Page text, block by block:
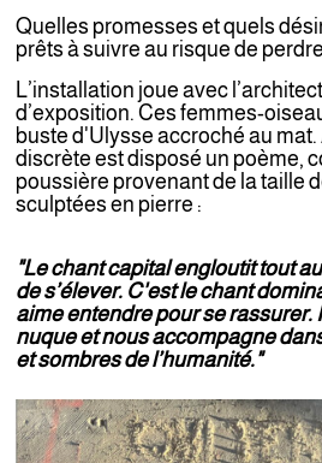
Quelles promesses et quels
prêts à suivre au risque de
L’installation joue avec
d’exposition.Ces femmes-
buste d'Ulysse accroché au
discrète est disposé un poème,
poussière provenant de la taille
sculptées en pierre :
"Le chant capital engloutit tout
de s’élever. C'est le chant
aime entendre pour se rassurer.
nuque et nous accompagne
et sombres de l’humanité."